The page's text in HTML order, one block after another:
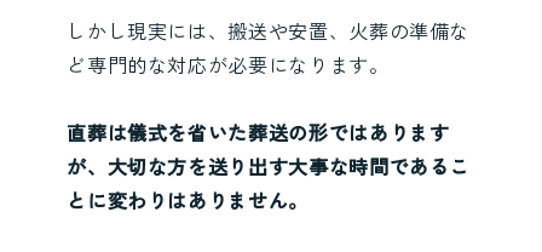
しかし現実には、搬送や安置、火葬の準備な
ど専門的な対応が必要になります。
直葬は儀式を省いた葬送の形ではあります
が、大切な方を送り出す大事な時間であるこ
とに変わりはありません。